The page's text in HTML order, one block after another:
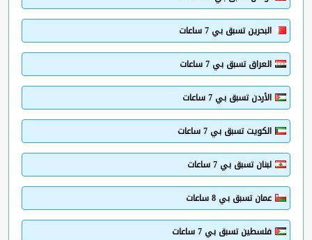
البحرين تسبق بي 7 ساعات
العراق تسبق بي 7 ساعات
الأردن تسبق بي 7 ساعات
الكويت تسبق بي 7 ساعات
لبنان تسبق بي 7 ساعات
عمان تسبق بي 8 ساعات
فلسطين تسبق بي 7 ساعات